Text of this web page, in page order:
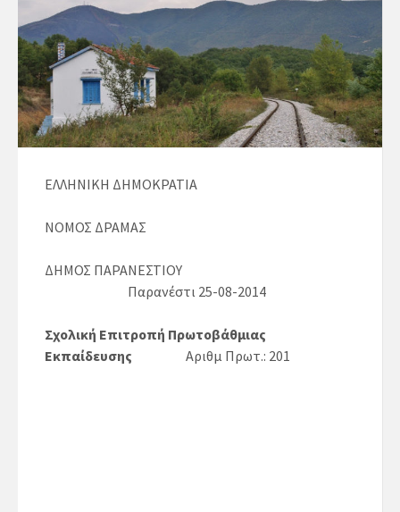
ΕΛΛΗΝΙΚΗ ΔΗΜΟΚΡΑΤΙΑ
ΝΟΜΟΣ ΔΡΑΜΑΣ
ΔΗΜΟΣ ΠΑΡΑΝΕΣΤΙΟΥ
Παρανέστι 25-08-2014
Σχολική Επιτροπή Πρωτοβάθμιας
Εκπαίδευσης Αριθμ Πρωτ.: 201